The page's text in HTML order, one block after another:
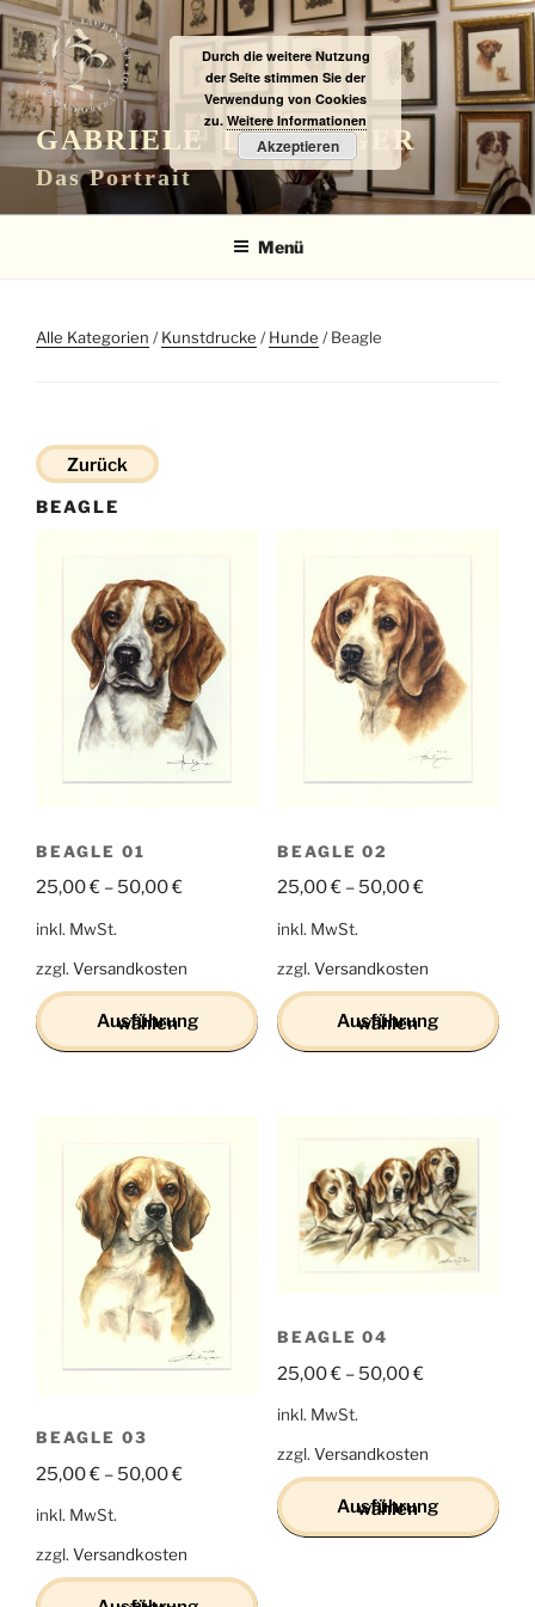
Zum
Inhalt
springen
GABRIELE LAUBINGER
Das Portrait
Menü
Alle Kategorien /Kunstdrucke /Hunde / Beagle
Zurück
BEAGLE
BEAGLE 01
25,00€ – 50,00€
inkl. MwSt.
zzgl. Versandkosten
Ausführung wählen
mehrere
Varianten
Optionen
können
werden
BEAGLE 02
25,00€– 50,00€
inkl. MwSt.
zzgl. Versandkosten
Ausführung wählen
mehrere
Varianten
auf.
Die
auf
der
gewählt
werden
BEAGLE 03
25,00€ – 50,00€
inkl. MwSt.
zzgl. Versandkosten
BEAGLE 04
25,00€– 50,00€
inkl. MwSt.
zzgl. Versandkosten
Ausführung wählen
Durch die weitere Nutzung
der Seite stimmen Sie der
Verwendung von Cookies
zu. Weitere Informationen
Akzeptieren